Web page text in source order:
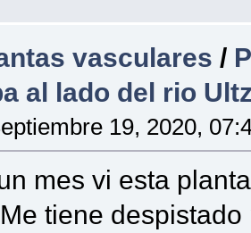
vasculares /
al lado del rio
19, 2020,
mes vi esta
tiene